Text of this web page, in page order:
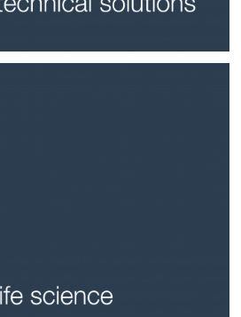
Markt- und Technologieführer für
Labortechnik hochwertige und
Dabei unterstützen wir unsere Kunden
und Großserie mit
Kunststoff ist leichter als Metall
erstaunliche Festigkeitswerte.